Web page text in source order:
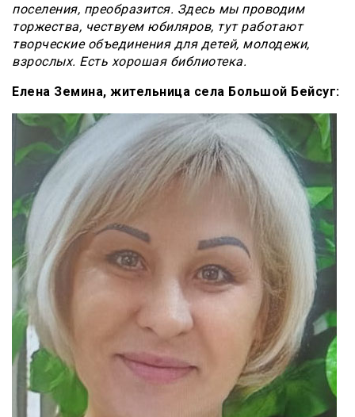
поселения, преобразится. Здесь мы проводим
торжества, чествуем юбиляров, тут работают
творческие объединения для детей, молодежи,
взрослых. Есть хорошая библиотека.
Елена Земина, жительница села Большой Бейсуг: